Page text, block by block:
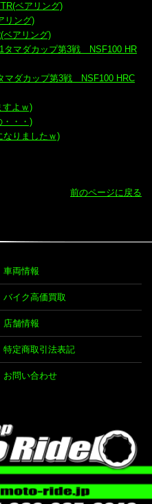
ベアリング)
リング)
ベアリング)
タマダカップ第3戦 NSF100 HR
マダカップ第3戦 NSF100 HRC
すよｗ)
・・・)
なりましたｗ)
前のページに戻る
車両情報
バイク高価買取
店舗情報
特定商取引法表記
お問い合わせ